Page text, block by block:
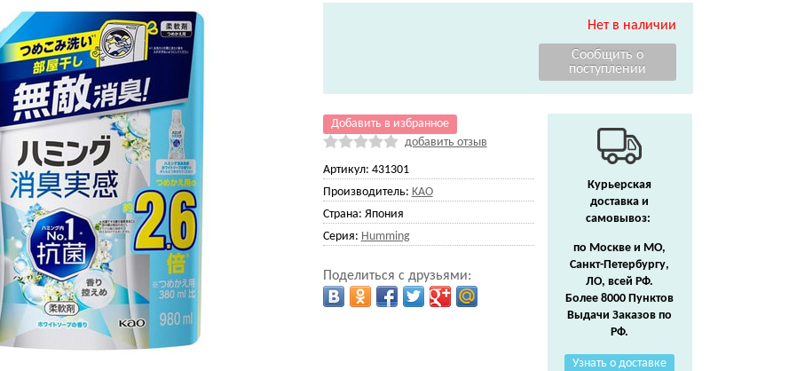
Нет в наличии
Добавить в избранное
добавить отзыв
Артикул: 431301
Производитель: KAO
Страна: Япония
Серия: Humming
Поделиться с друзьями:
Курьерская
доставка и
самовывоз:
по Москве и МО,
Санкт-Петербургу,
ЛО, всей РФ.
Более 8000 Пунктов
Выдачи Заказов по
РФ.
Узнать о доставке